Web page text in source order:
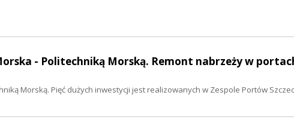
- Politechniką Morską. Remont nabrzeży w
Morską. Pięć dużych inwestycji jest realizowanych w Zespole Portów